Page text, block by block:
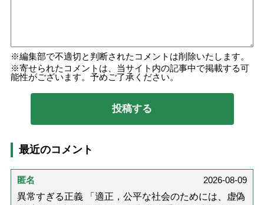
編集部で不適切と判断されたコメントは削除いたします。
寄せられたコメントは、当サイト内の記事中で掲載する可
能性がございます。予めご了承ください。
最近のコメント
匿名
2026-08-09
異常すぎる正義 「適正，公平な社会のためには、虚偽